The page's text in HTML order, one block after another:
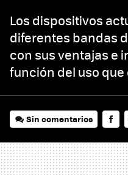
Los dispositivos
diferentes bandas
con sus ventajas e
función del uso
Sin comentarios